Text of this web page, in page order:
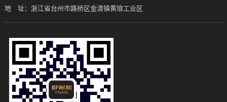
地 址：浙江省台州市路桥区金清镇黄琅工业区